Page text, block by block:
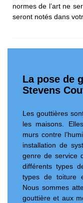
normes de l’art ne
seront notés dans
La pose de
Stevens
Les gouttières
les maisons.
murs contre
installation de
genre de service
différents types
types de toiture
Nous sommes
gouttière et aux